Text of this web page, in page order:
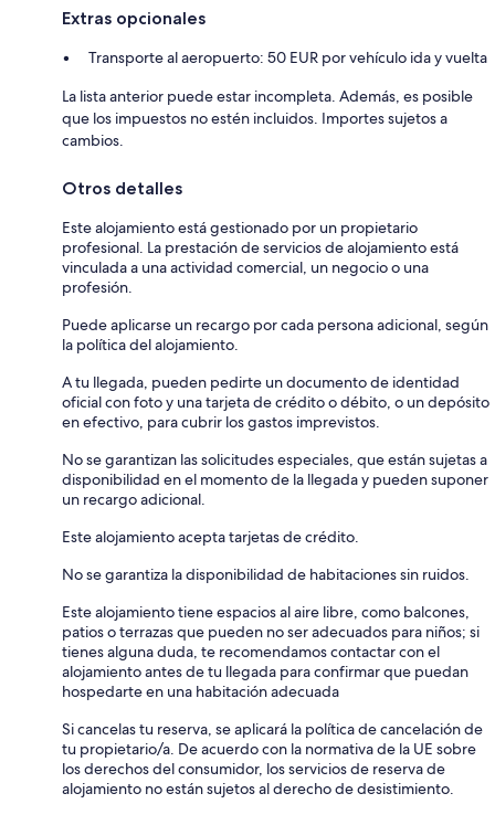
Extras opcionales
Transporte al aeropuerto: 50 EUR por vehículo ida y vuelta
La lista anterior puede estar incompleta. Además, es posible
que los impuestos no estén incluidos. Importes sujetos a
cambios.
Otros detalles
Este alojamiento está gestionado por un propietario
profesional. La prestación de servicios de alojamiento está
vinculada a una actividad comercial, un negocio o una
profesión.
Puede aplicarse un recargo por cada persona adicional, según
la política del alojamiento.
A tu llegada, pueden pedirte un documento de identidad
oficial con foto y una tarjeta de crédito o débito, o un depósito
en efectivo, para cubrir los gastos imprevistos.
No se garantizan las solicitudes especiales, que están sujetas a
disponibilidad en el momento de la llegada y pueden suponer
un recargo adicional.
Este alojamiento acepta tarjetas de crédito.
No se garantiza la disponibilidad de habitaciones sin ruidos.
Este alojamiento tiene espacios al aire libre, como balcones,
patios o terrazas que pueden no ser adecuados para niños; si
tienes alguna duda, te recomendamos contactar con el
alojamiento antes de tu llegada para confirmar que puedan
hospedarte en una habitación adecuada
Si cancelas tu reserva, se aplicará la política de cancelación de
tu propietario/a. De acuerdo con la normativa de la UE sobre
los derechos del consumidor, los servicios de reserva de
alojamiento no están sujetos al derecho de desistimiento.